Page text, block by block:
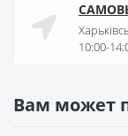
10:00-
Вам может